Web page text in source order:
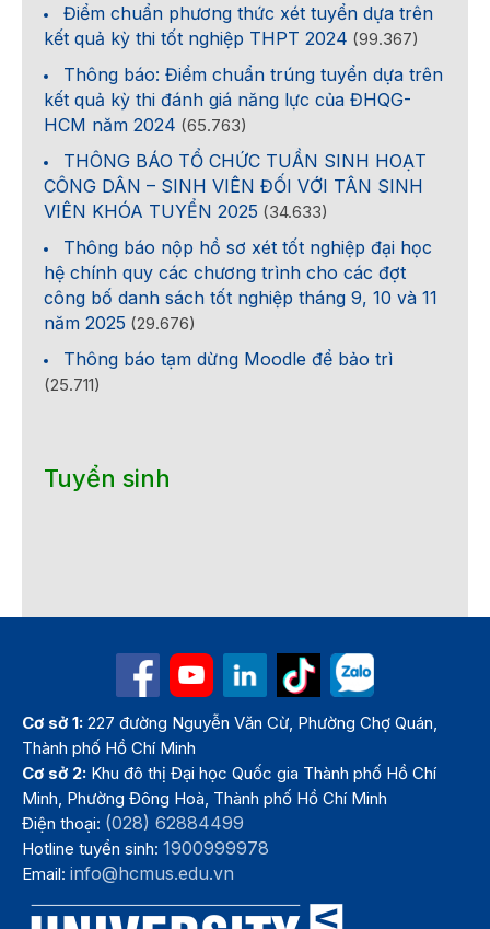
Điểm chuẩn phương thức xét tuyển dựa trên
kết quả kỳ thi tốt nghiệp THPT 2024 (99.367)
Thông báo: Điểm chuẩn trúng tuyển dựa trên
kết quả kỳ thi đánh giá năng lực của ĐHQG-
HCM năm 2024 (65.763)
THÔNG BÁO TỔ CHỨC TUẦN SINH HOẠT
CÔNG DÂN – SINH VIÊN ĐỐI VỚI TÂN SINH
VIÊN KHÓA TUYỂN 2025 (34.633)
Thông báo nộp hồ sơ xét tốt nghiệp đại học
hệ chính quy các chương trình cho các đợt
công bố danh sách tốt nghiệp tháng 9, 10 và 11
năm 2025 (29.676)
Thông báo tạm dừng Moodle để bảo trì
(25.711)
Tuyển sinh
Cơ sở 1: 227 đường Nguyễn Văn Cừ, Phường Chợ Quán,
Thành phố Hồ Chí Minh
Cơ sở 2: Khu đô thị Đại học Quốc gia Thành phố Hồ Chí
Minh, Phường Đông Hoà, Thành phố Hồ Chí Minh
Điện thoại: (028) 62884499
Hotline tuyển sinh:1900999978
Email:info@hcmus.edu.vn